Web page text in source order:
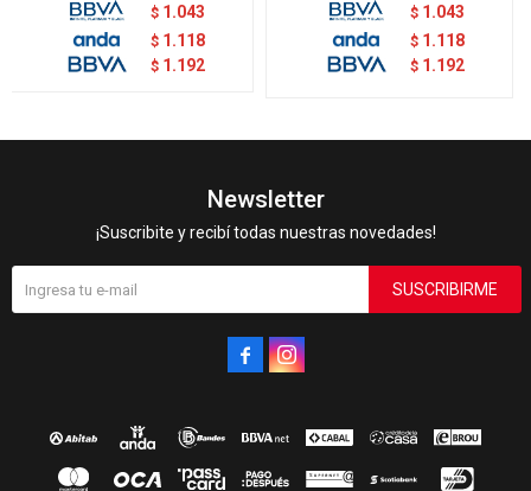
$ 1.043
$ 1.118
$ 1.192
$ 1.043
$ 1.118
$ 1.192
Newsletter
¡Suscribite y recibí todas nuestras novedades!
SUSCRIBIRME
 